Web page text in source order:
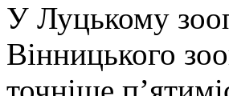
У Луцькому
Вінницького